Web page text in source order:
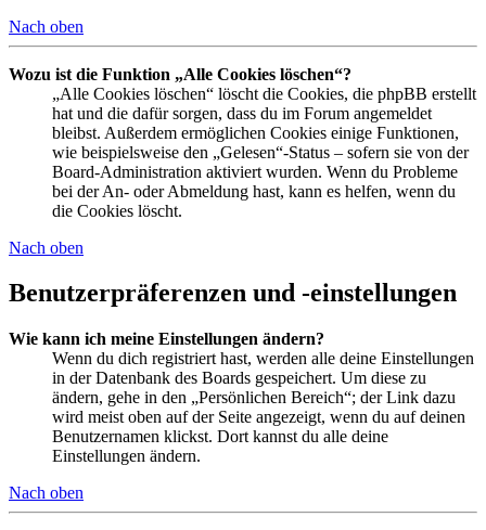
Nach oben
Wozu ist die Funktion „Alle Cookies löschen“?
„Alle Cookies löschen“ löscht die Cookies, die phpBB erstellt
hat und die dafür sorgen, dass du im Forum angemeldet
bleibst. Außerdem ermöglichen Cookies einige Funktionen,
wie beispielsweise den „Gelesen“-Status – sofern sie von der
Board-Administration aktiviert wurden. Wenn du Probleme
bei der An- oder Abmeldung hast, kann es helfen, wenn du
die Cookies löscht.
Nach oben
Benutzerpräferenzen und -einstellungen
Wie kann ich meine Einstellungen ändern?
Wenn du dich registriert hast, werden alle deine Einstellungen
in der Datenbank des Boards gespeichert. Um diese zu
ändern, gehe in den „Persönlichen Bereich“; der Link dazu
wird meist oben auf der Seite angezeigt, wenn du auf deinen
Benutzernamen klickst. Dort kannst du alle deine
Einstellungen ändern.
Nach oben